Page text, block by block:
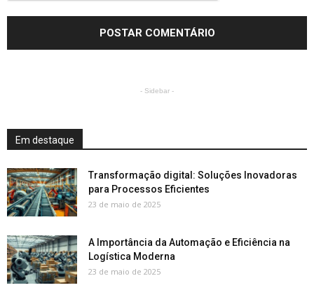
- Sidebar -
Em destaque
Transformação digital: Soluções Inovadoras
para Processos Eficientes
23 de maio de 2025
A Importância da Automação e Eficiência na
Logística Moderna
23 de maio de 2025